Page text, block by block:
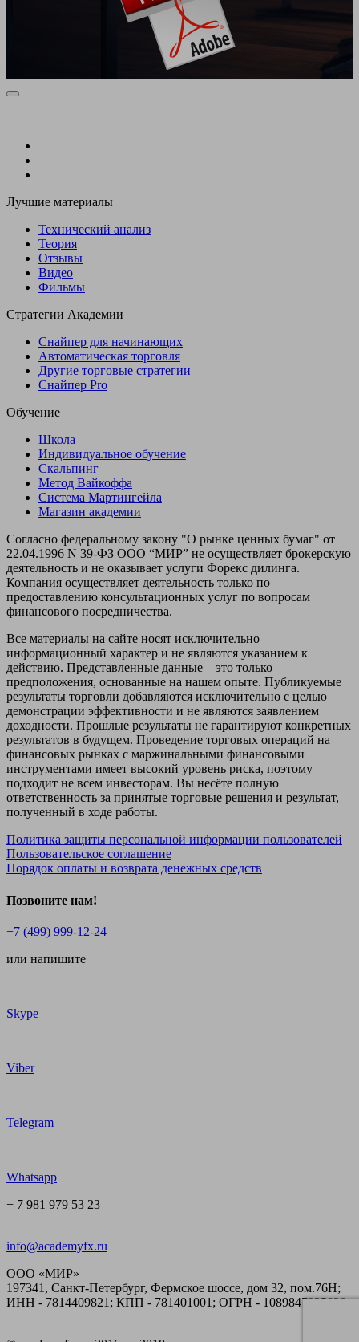
Лучшие материалы
Технический анализ
Теория
Отзывы
Видео
Фильмы
Стратегии Академии
Снайпер для начинающих
Автоматическая торговля
Другие торговые стратегии
Снайпер Pro
Обучение
Школа
Индивидуальное обучение
Скальпинг
Метод Вайкоффа
Система Мартингейла
Магазин академии
Согласно федеральному закону "О рынке ценных бумаг" от
22.04.1996 N 39-ФЗ ООО “МИР” не осуществляет брокерскую
деятельность и не оказывает услуги Форекс дилинга.
Компания осуществляет деятельность только по
предоставлению консультационных услуг по вопросам
финансового посредничества.
Все материалы на сайте носят исключительно
информационный характер и не являются указанием к
действию. Представленные данные – это только
предположения, основанные на нашем опыте. Публикуемые
результаты торговли добавляются исключительно с целью
демонстрации эффективности и не являются заявлением
доходности. Прошлые результаты не гарантируют конкретных
результатов в будущем. Проведение торговых операций на
финансовых рынках с маржинальными финансовыми
инструментами имеет высокий уровень риска, поэтому
подходит не всем инвесторам. Вы несёте полную
ответственность за принятые торговые решения и результат,
полученный в ходе работы.
Политика защиты персональной информации пользователей
Пользовательское соглашение
Порядок оплаты и возврата денежных средств
Позвоните нам!
+7 (499) 999-12-24
или напишите
Skype
Viber
Telegram
Whatsapp
+ 7 981 979 53 23
info@academyfx.ru
ООО «МИР»
197341, Санкт-Петербург, Фермское шоссе, дом 32, пом.76Н;
ИНН - 7814409821; КПП - 781401001; ОГРН - 1089847225820